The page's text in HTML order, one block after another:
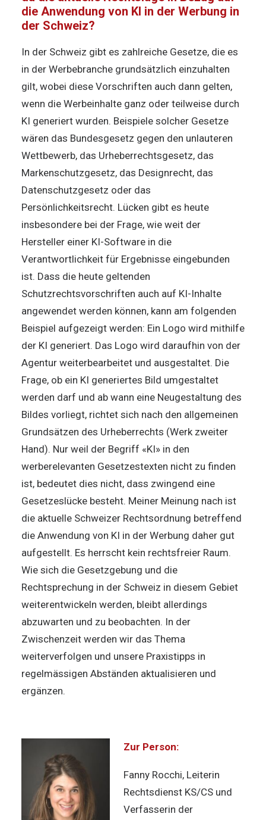
die Anwendung von KI in der Werbung in
der Schweiz?
In der Schweiz gibt es zahlreiche Gesetze, die es
in der Werbebranche grundsätzlich einzuhalten
gilt, wobei diese Vorschriften auch dann gelten,
wenn die Werbeinhalte ganz oder teilweise durch
KI generiert wurden. Beispiele solcher Gesetze
wären das Bundesgesetz gegen den unlauteren
Wettbewerb, das Urheberrechtsgesetz, das
Markenschutzgesetz, das Designrecht, das
Datenschutzgesetz oder das
Persönlichkeitsrecht. Lücken gibt es heute
insbesondere bei der Frage, wie weit der
Hersteller einer KI-Software in die
Verantwortlichkeit für Ergebnisse eingebunden
ist. Dass die heute geltenden
Schutzrechtsvorschriften auch auf KI-Inhalte
angewendet werden können, kann am folgenden
Beispiel aufgezeigt werden: Ein Logo wird mithilfe
der KI generiert. Das Logo wird daraufhin von der
Agentur weiterbearbeitet und ausgestaltet. Die
Frage, ob ein KI generiertes Bild umgestaltet
werden darf und ab wann eine Neugestaltung des
Bildes vorliegt, richtet sich nach den allgemeinen
Grundsätzen des Urheberrechts (Werk zweiter
Hand). Nur weil der Begriff «KI» in den
werberelevanten Gesetzestexten nicht zu finden
ist, bedeutet dies nicht, dass zwingend eine
Gesetzeslücke besteht. Meiner Meinung nach ist
die aktuelle Schweizer Rechtsordnung betreffend
die Anwendung von KI in der Werbung daher gut
aufgestellt. Es herrscht kein rechtsfreier Raum.
Wie sich die Gesetzgebung und die
Rechtsprechung in der Schweiz in diesem Gebiet
weiterentwickeln werden, bleibt allerdings
abzuwarten und zu beobachten. In der
Zwischenzeit werden wir das Thema
weiterverfolgen und unsere Praxistipps in
regelmässigen Abständen aktualisieren und
ergänzen.
Zur Person:
Fanny Rocchi, Leiterin
Rechtsdienst KS/CS und
Verfasserin der